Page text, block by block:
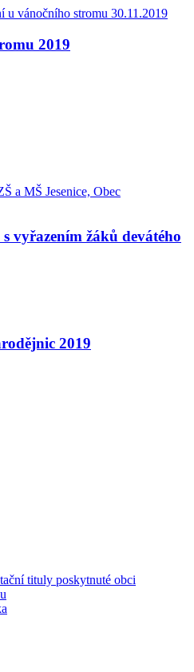
2019
vyřazením žáků devátého
2019
tituly poskytnuté obci